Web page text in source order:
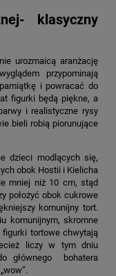
klasyczny
urozmaicą aranżację
przypominają
i powracać do
figurki będą piękne, a
i realistyczne rysy
bieli robią piorunujące
dzieci modlących się,
obok Hostii i Kielicha
mniej niż 10 cm, stąd
położyć obok cukrowe
komunijny tort.
komunijnym, skromne
tortowe chwytają
liczy w tym dniu
głównego bohatera